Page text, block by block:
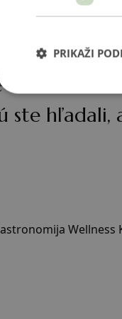
ste hľadali,
Wellness
PRIKAŽI